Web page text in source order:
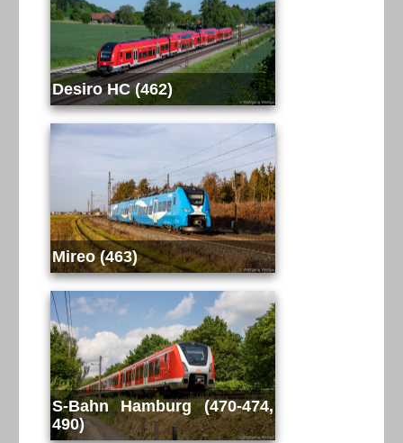
Desiro HC (462)
Mireo (463)
S-Bahn Hamburg (470-474,
490)